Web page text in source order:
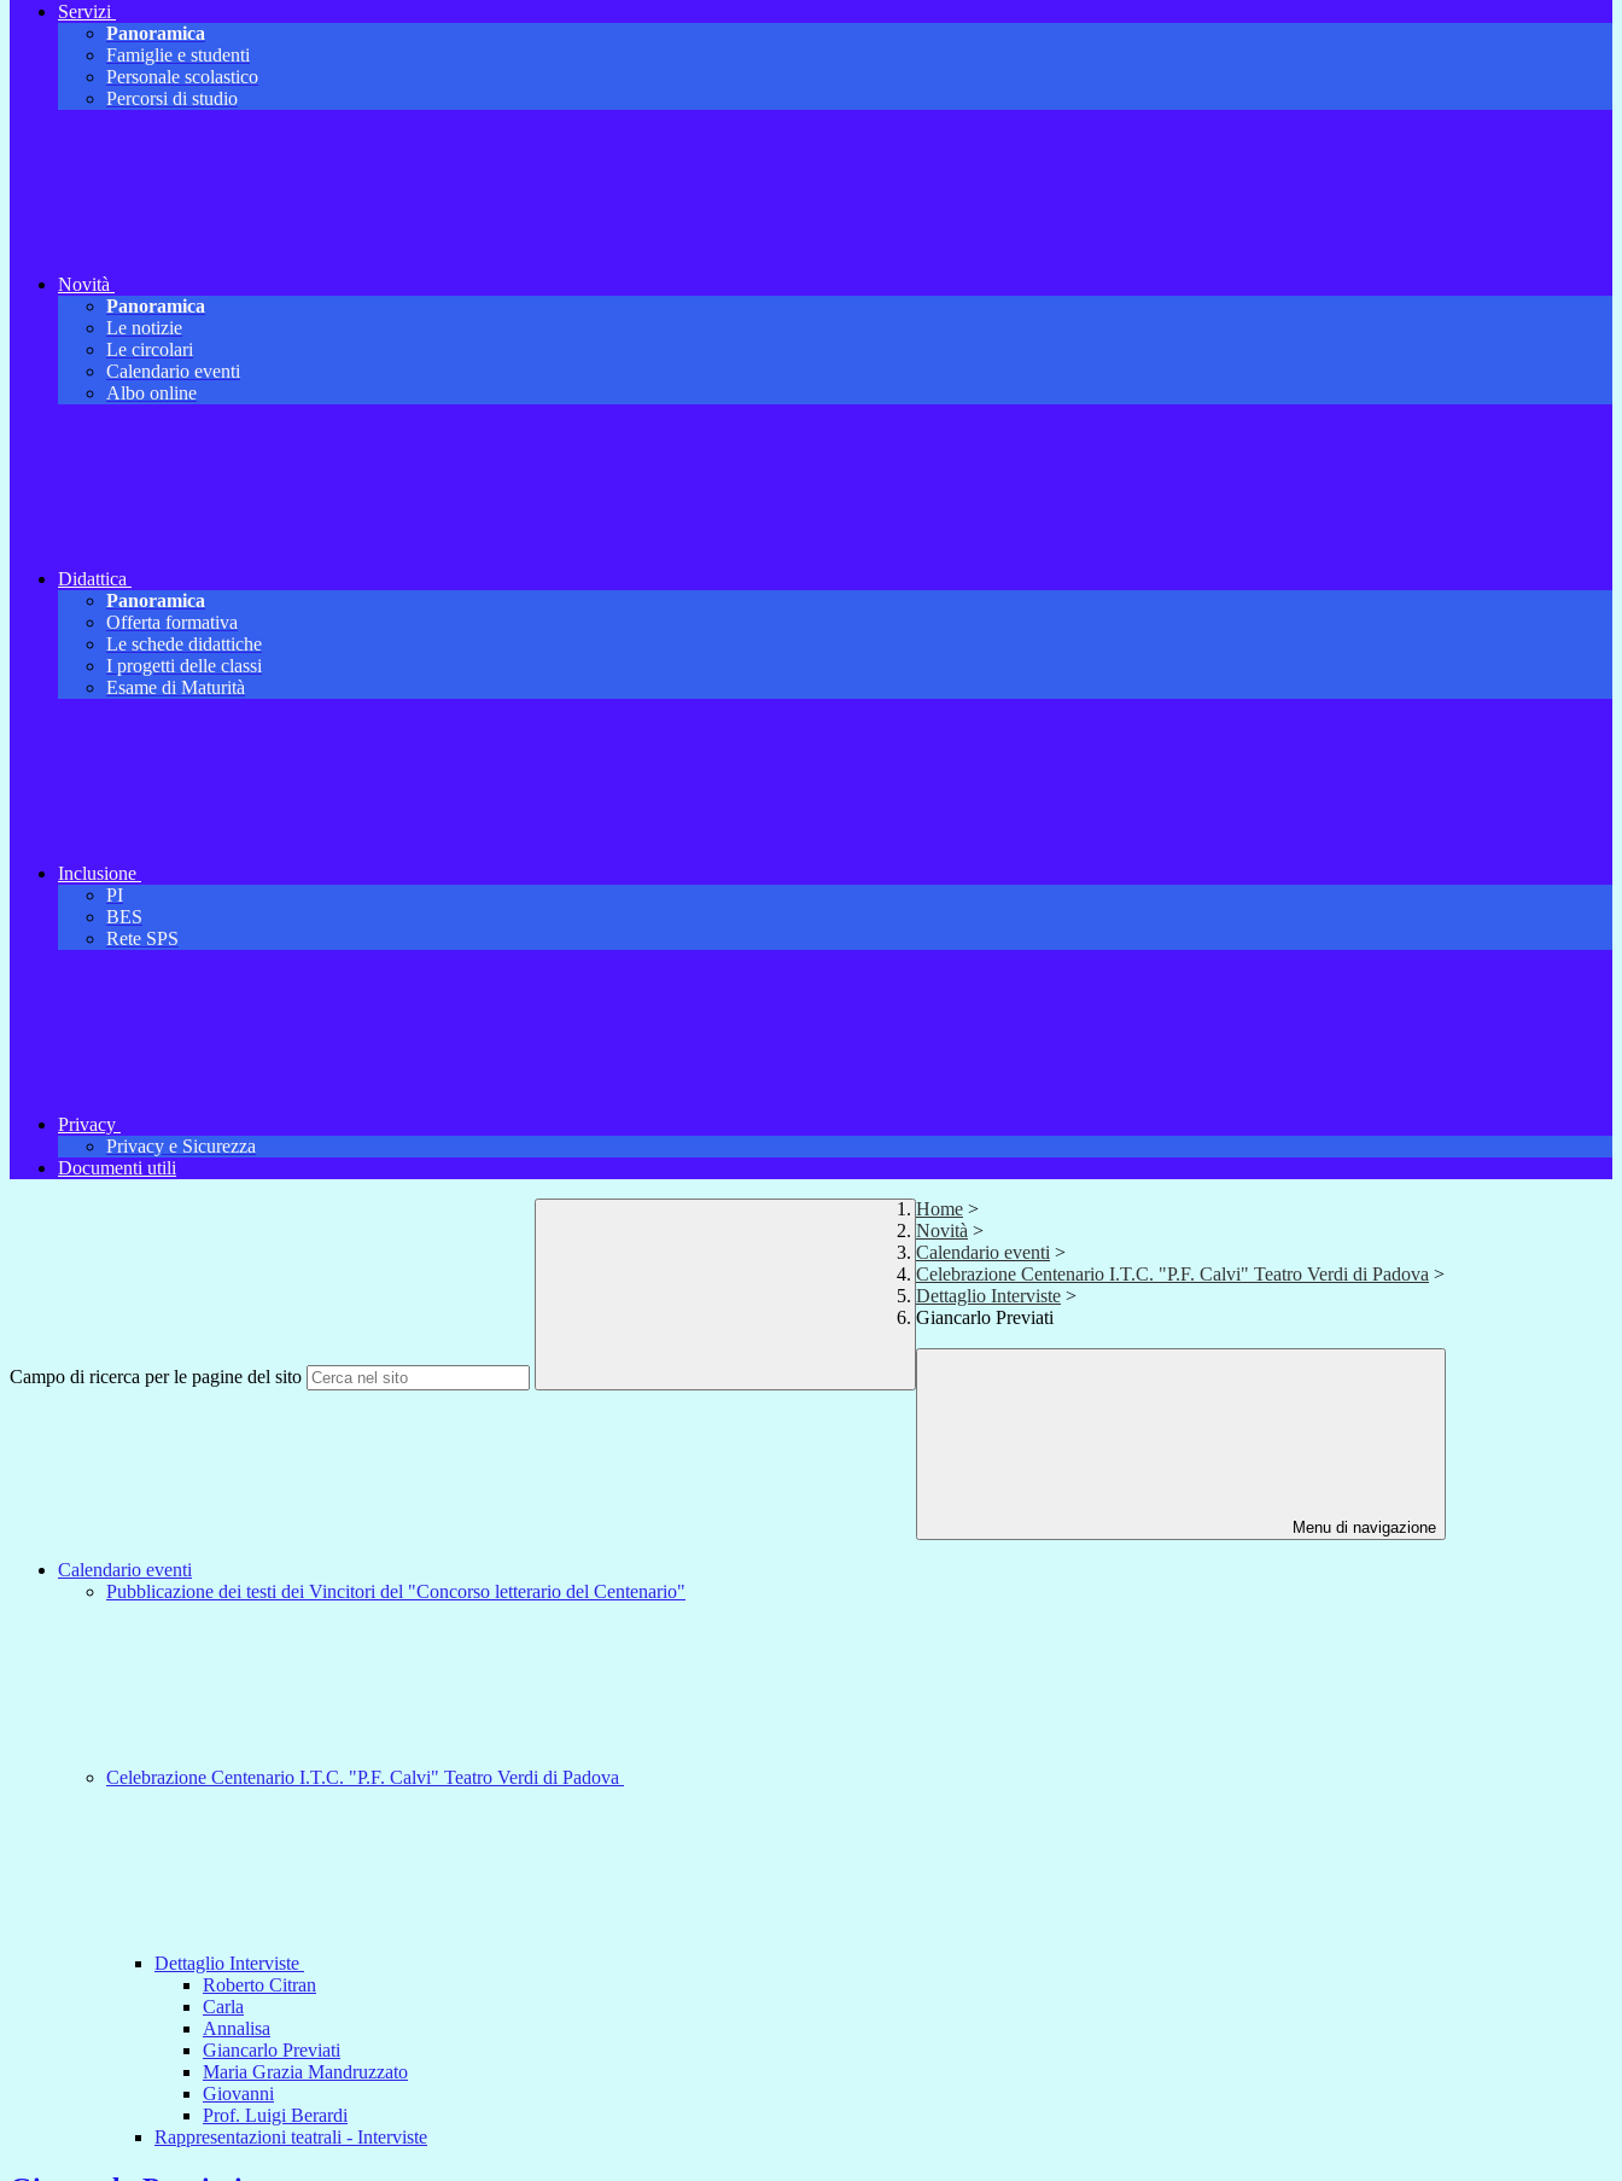
Servizi
Panoramica
Famiglie e studenti
Personale scolastico
Percorsi di studio
Novità
Panoramica
Le notizie
Le circolari
Calendario eventi
Albo online
Didattica
Panoramica
Offerta formativa
Le schede didattiche
I progetti delle classi
Esame di Maturità
Inclusione
PI
BES
Rete SPS
Privacy
Privacy e Sicurezza
Documenti utili
Campo di ricerca per le pagine del sito
Home >
Novità >
Calendario eventi >
Celebrazione Centenario I.T.C. "P.F. Calvi" Teatro Verdi di Padova >
Dettaglio Interviste >
Giancarlo Previati
Menu di navigazione
Calendario eventi
Pubblicazione dei testi dei Vincitori del "Concorso letterario del Centenario"
Celebrazione Centenario I.T.C. "P.F. Calvi" Teatro Verdi di Padova
Dettaglio Interviste
Roberto Citran
Carla
Annalisa
Giancarlo Previati
Maria Grazia Mandruzzato
Giovanni
Prof. Luigi Berardi
Rappresentazioni teatrali - Interviste